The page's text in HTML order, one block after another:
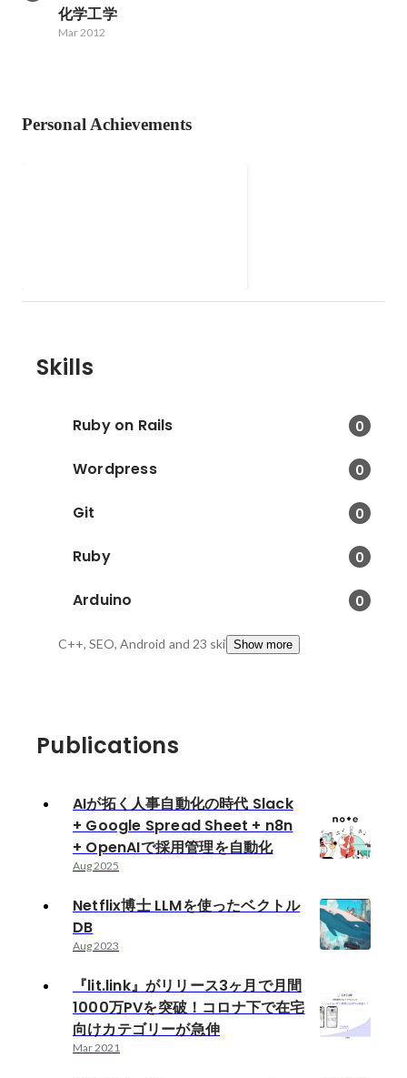
化学工学
Mar 2012
Personal Achievements
Skills
Ruby on Rails 0
Wordpress 0
Git 0
Ruby 0
Arduino 0
C++, SEO, Android and 23 skillsShow more
Publications
AIが拓く人事自動化の時代 Slack
+ Google Spread Sheet + n8n
+ OpenAIで採用管理を自動化
Aug 2025
Netflix博士 LLMを使ったベクトル
DB
Aug 2023
『lit.link』がリリース3ヶ月で月間
1000万PVを突破！コロナ下で在宅
向けカテゴリーが急伸
Mar 2021